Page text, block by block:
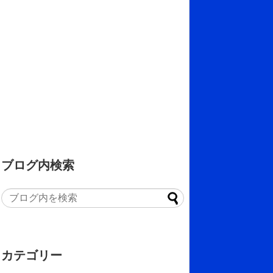
ブログ内検索
カテゴリー